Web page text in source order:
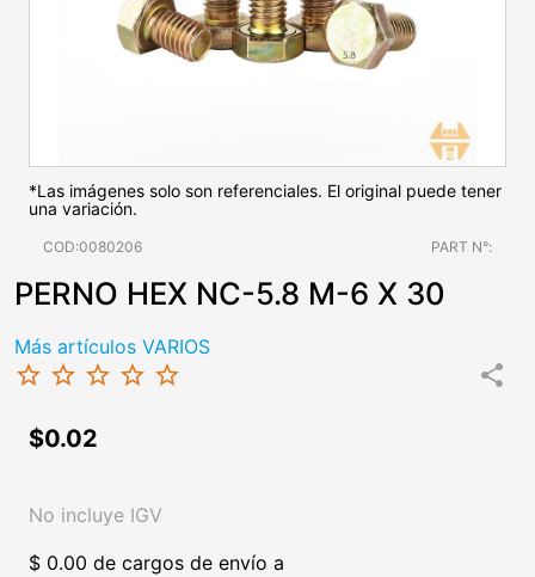
*Las imágenes solo son referenciales. El original puede tener
una variación.
COD:0080206 PART N°:
PERNO HEX NC-5.8 M-6 X 30
Más artículos VARIOS
star_border star_border star_border star_border star_border share
$0.02
No incluye IGV
$ 0.00 de cargos de envío a